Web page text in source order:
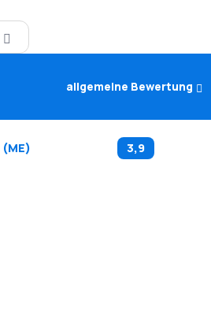
allgemeine Bewertung
(ME) 3,9